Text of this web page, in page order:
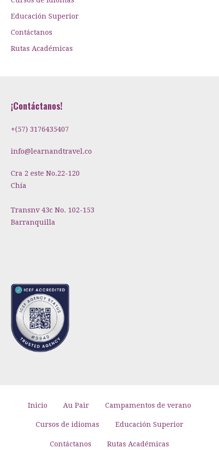
Educación Superior
Contáctanos
Rutas Académicas
¡Contáctanos!
+(57) 3176435407
info@learnandtravel.co
Cra 2 este No.22-120
Chía
Transnv 43c No. 102-153
Barranquilla
Inicio Au Pair Campamentos de verano
Cursos de idiomas Educación Superior
Contáctanos Rutas Académicas